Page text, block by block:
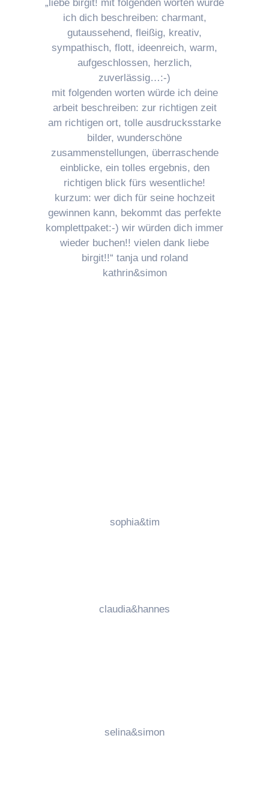
„liebe birgit! mit folgenden worten würde
ich dich beschreiben: charmant,
gutaussehend, fleißig, kreativ,
sympathisch, flott, ideenreich, warm,
aufgeschlossen, herzlich,
zuverlässig…:-)
mit folgenden worten würde ich deine
arbeit beschreiben: zur richtigen zeit
am richtigen ort, tolle ausdrucksstarke
bilder, wunderschöne
zusammenstellungen, überraschende
einblicke, ein tolles ergebnis, den
richtigen blick fürs wesentliche!
kurzum: wer dich für seine hochzeit
gewinnen kann, bekommt das perfekte
komplettpaket:-) wir würden dich immer
wieder buchen!! vielen dank liebe
birgit!!“ tanja und roland
kathrin&simon
sophia&tim
claudia&hannes
selina&simon